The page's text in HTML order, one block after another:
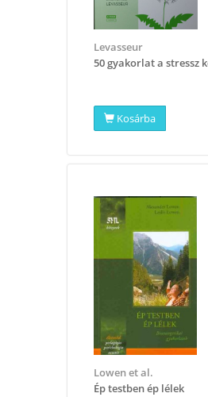
Levasseur
50 gyakorlat a stressz
Kosárba
Lowen et al.
Ép testben ép lélek